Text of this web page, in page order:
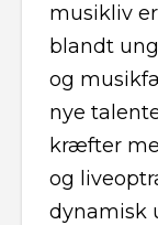
musikliv
blandt
og
nye
kræfter
og
dynamisk